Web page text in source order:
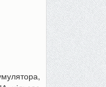
До кошика